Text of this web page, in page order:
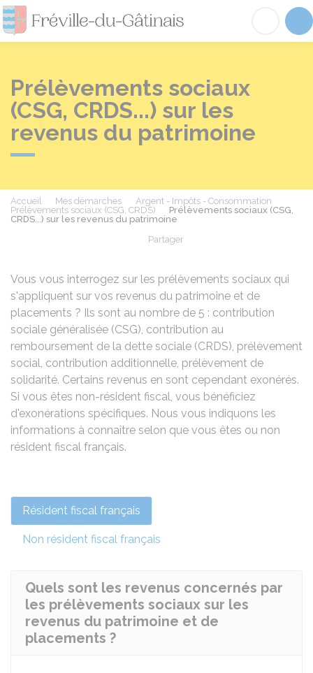
Fréville-du-
Prélèvements sociaux
(CSG, CRDS...) sur les
revenus du patrimoine
Accueil Mes démarches
Argent - Impôts - Consommation
Prélèvements sociaux (CSG, CRDS)
Prélèvements sociaux (CSG,
CRDS...) sur les revenus du patrimoine
Partager
Vous vous interrogez sur les prélèvements sociaux qui
s'appliquent sur vos revenus du patrimoine et de
placements ? Ils sont au nombre de 5 : contribution
sociale généralisée (CSG), contribution au
remboursement de la dette sociale (CRDS), prélèvement
social, contribution additionnelle, prélèvement de
solidarité. Certains revenus en sont cependant exonérés.
Si vous êtes non-résident fiscal, vous bénéficiez
d'exonérations spécifiques. Nous vous indiquons les
informations à connaître selon que vous êtes ou non
résident fiscal français.
Résident fiscal français
Non résident fiscal français
Quels sont les revenus concernés par
les prélèvements sociaux sur les
revenus du patrimoine et de
placements ?